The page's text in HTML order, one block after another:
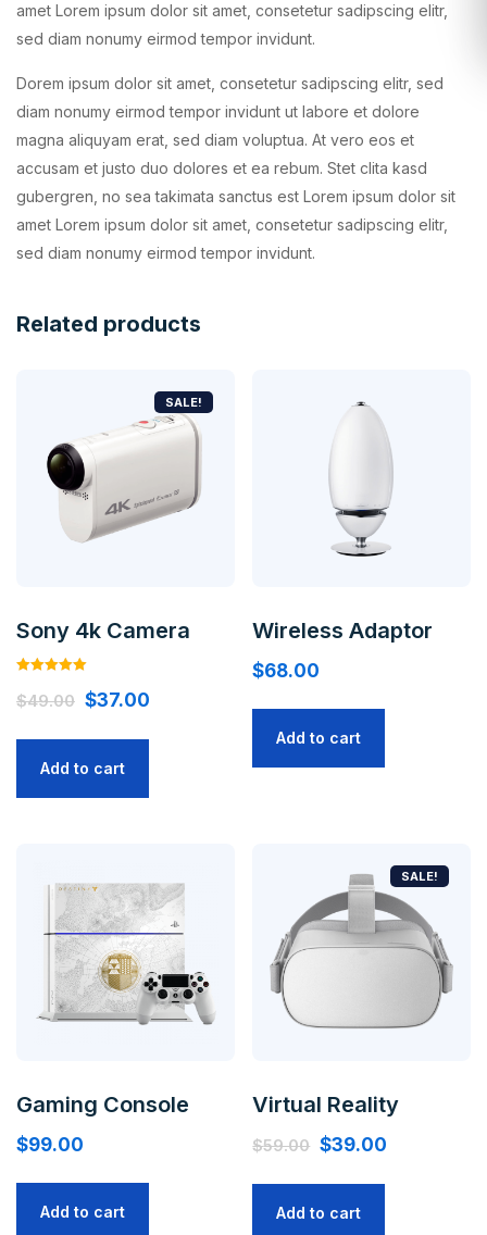
amet Lorem ipsum dolor sit amet, consetetur sadipscing elitr,
sed diam nonumy eirmod tempor invidunt.
Dorem ipsum dolor sit amet, consetetur sadipscing elitr, sed
diam nonumy eirmod tempor invidunt ut labore et dolore
magna aliquyam erat, sed diam voluptua. At vero eos et
accusam et justo duo dolores et ea rebum. Stet clita kasd
gubergren, no sea takimata sanctus est Lorem ipsum dolor sit
amet Lorem ipsum dolor sit amet, consetetur sadipscing elitr,
sed diam nonumy eirmod tempor invidunt.
Related products
SALE!
Sony 4k Camera
5.00
out of 5
$49.00 $37.00
Add to cart
Wireless Adaptor
$68.00
Add to cart
Gaming Console
$99.00
Add to cart
SALE!
Virtual Reality
$59.00 $39.00
Add to cart